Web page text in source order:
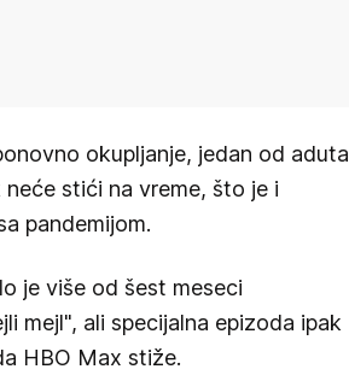
okupljanje, jedan od aduta
stići na vreme, što je i
pandemijom.
je više od šest meseci
mejl", ali specijalna epizoda ipak
HBO Max stiže.